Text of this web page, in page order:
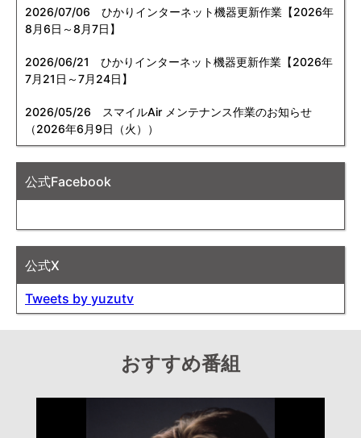
2026/07/06 ひかりインターネット機器更新作業【2026年
8月6日～8月7日】
2026/06/21
ひかりインターネット機器更新作業【2026年
7月21日～7月24日】
2026/05/26 スマイルAir メンテナンス作業のお知らせ
（2026年6月9日（火））
公式Facebook
公式X
Tweets by yuzutv
おすすめ番組